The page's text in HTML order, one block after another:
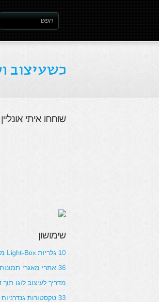
שוחחו איתי אונליין
שימושון
10 גלריות Light-Box מבוססות Jquery
36 אתרי מאגרי תמונות בחינם!
מדריך לעיצוב לוגו תוך
33 טקסטורות גנדרניות